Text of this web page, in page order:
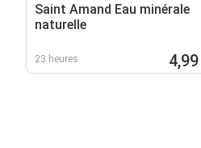
Saint Amand Eau minérale
naturelle
23 heures